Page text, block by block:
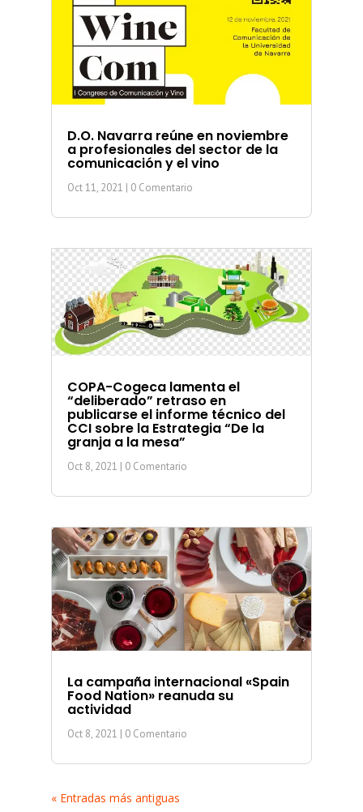
D.O. Navarra reúne en noviembre
a profesionales del sector de la
comunicación y el vino
Oct 11, 2021 | 0 Comentario
COPA-Cogeca lamenta el
“deliberado” retraso en
publicarse el informe técnico del
CCI sobre la Estrategia “De la
granja a la mesa”
Oct 8, 2021 | 0 Comentario
La campaña internacional «Spain
Food Nation» reanuda su
actividad
Oct 8, 2021 | 0 Comentario
« Entradas más antiguas